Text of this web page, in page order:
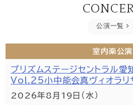
公演一覧
室内楽公演
プリズムステージセントラル愛
Vol.25小中能会真ヴィオラリ
2026年8月19日（水）